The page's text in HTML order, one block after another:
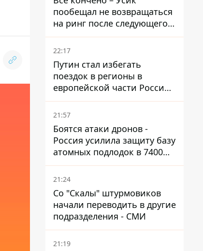
пообещал не возвращаться
на ринг после следующего
боя
22:17
Путин стал избегать
поездок в регионы в
европейской части России,
куда регулярно долетают
дроны
21:57
Боятся атаки дронов -
Россия усилила защиту базу
атомных подлодок в 7400
км от Украины
21:24
Со "Скалы" штурмовиков
начали переводить в другие
подразделения - СМИ
21:19